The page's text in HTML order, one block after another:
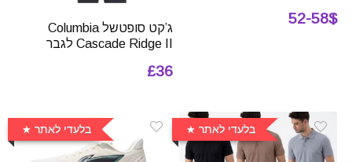
52-58$
ג’קט סופטשל Columbia
Cascade Ridge II לגבר
£36
בלעדי לאתר בלעדי לאתר